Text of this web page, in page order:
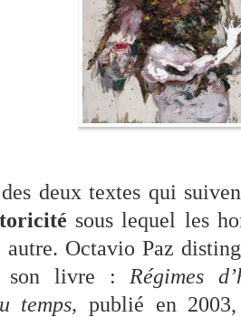
deux textes qui
sous lequel les
autre. Octavio Paz
son livre : Régimes
temps, publié en